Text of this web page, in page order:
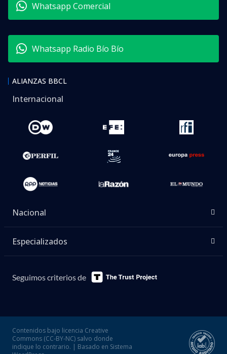
Whatsapp Comercial
Whatsapp Radio Bío Bío
ALIANZAS BBCL
Internacional
Nacional
Especializados
Seguimos criterios de
Contenidos bajo licencia Creative
Commons (CC-BY-NC) salvo donde
indique lo contrario. | Basado en Sistema